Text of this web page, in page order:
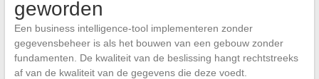
geworden
Een business intelligence-tool implementeren zonder
gegevensbeheer is als het bouwen van een gebouw zonder
fundamenten. De kwaliteit van de beslissing hangt rechtstreeks
af van de kwaliteit van de gegevens die deze voedt.